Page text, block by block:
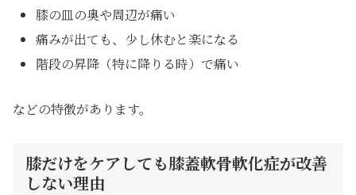
膝の皿の奥や周辺が痛い
痛みが出ても、少し休むと楽になる
階段の昇降（特に降りる時）で痛い
などの特徴があります。
膝だけをケアしても膝蓋軟骨軟化症が改善
しない理由